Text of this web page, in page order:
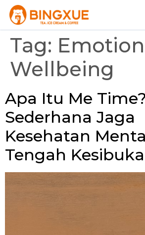
Tag:
Wellbeing
Apa Itu Me
Sederhana Jaga
Kesehatan
Tengah